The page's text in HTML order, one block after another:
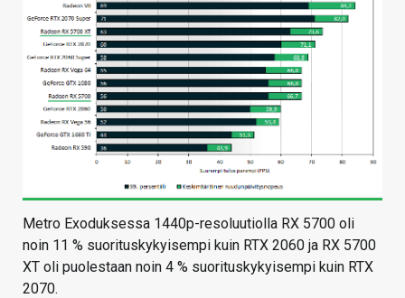
Metro Exoduksessa 1440p-resoluutiolla RX 5700 oli
noin 11 % suorituskykyisempi kuin RTX 2060 ja RX 5700
XT oli puolestaan noin 4 % suorituskykyisempi kuin RTX
2070.